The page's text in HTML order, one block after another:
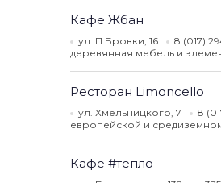
Кафе Жбан
ул. П.Бровки, 16 8 (017)
деревянная мебель и
Ресторан Limoncello
ул. Хмельницкого, 7 8
европейской и
Кафе #тепло